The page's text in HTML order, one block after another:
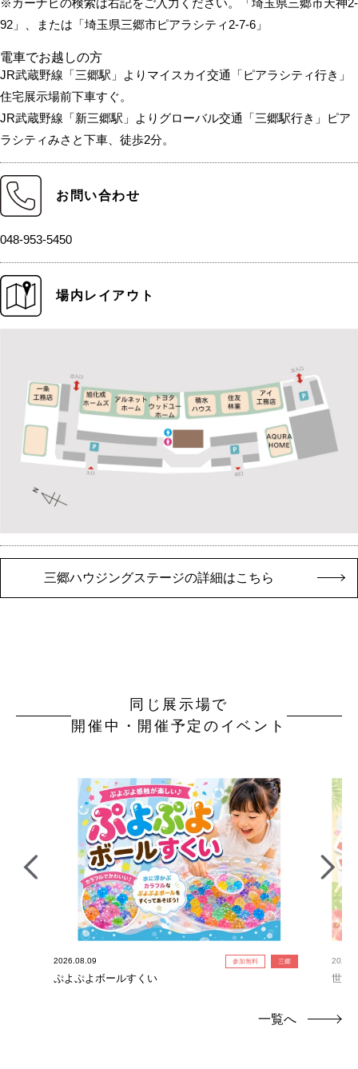
※カーナビの検索は右記をご入力ください。「埼玉県三郷市天神2-
92」、または「埼玉県三郷市ピアラシティ2-7-6」
電車でお越しの方
JR武蔵野線「三郷駅」よりマイスカイ交通「ピアラシティ行き」
住宅展示場前下車すぐ。
JR武蔵野線「新三郷駅」よりグローバル交通「三郷駅行き」ピア
ラシティみさと下車、徒歩2分。
お問い合わせ
048-953-5450
場内レイアウト
三郷ハウジングステージの詳細はこちら
同じ展示場で
開催中・開催予定のイベント
2026.08.09 参加無料 三郷
ぷよぷよボールすくい 世界
一覧へ